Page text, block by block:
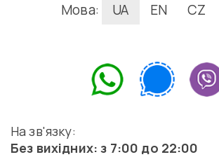
Мова: UA EN CZ
На зв'язку:
Без вихідних: з 7:00 до 22:00